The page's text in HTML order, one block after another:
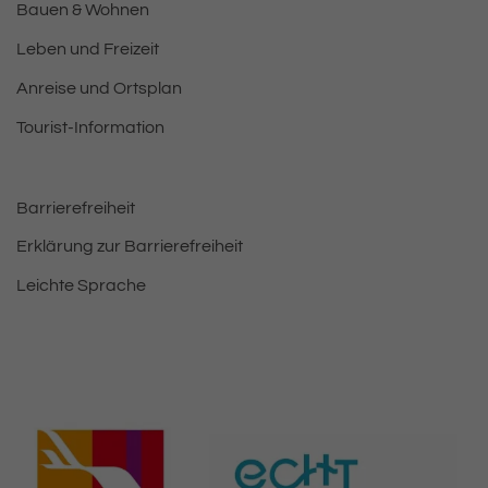
Bauen & Wohnen
Leben und Freizeit
Anreise und Ortsplan
Tourist-Information
Barrierefreiheit
Erklärung zur Barrierefreiheit
Leichte Sprache